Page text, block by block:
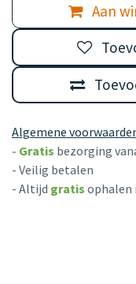
Aan
Algemene
- Gratis bezorging
- Veilig betalen
- Altijd gratis ophalen